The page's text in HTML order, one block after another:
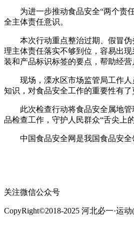
为进一步推动食品安全“两个责任
全主体责任意识。
本次行动重点整治过期、假冒伪
理主体责任落实不够到位，容易出
装和产品标识标签的要点，帮助经
现场，溧水区市场监管局工作人
知识，对食品安全工作的重要性有
此次检查行动将食品安全属地管
品检查工作，守护人民群众“舌尖上
中国食品安全网是我国食品安全
关注微信公众号
CopyRight©2018-2025 河北必一·运